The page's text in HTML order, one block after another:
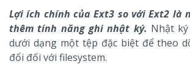
Lợi ích chính của Ext3 so với Ext2 là
thêm tính năng ghi nhật ký. Nhật
dưới dạng một tệp đặc biệt để theo
đổi đối với filesystem.